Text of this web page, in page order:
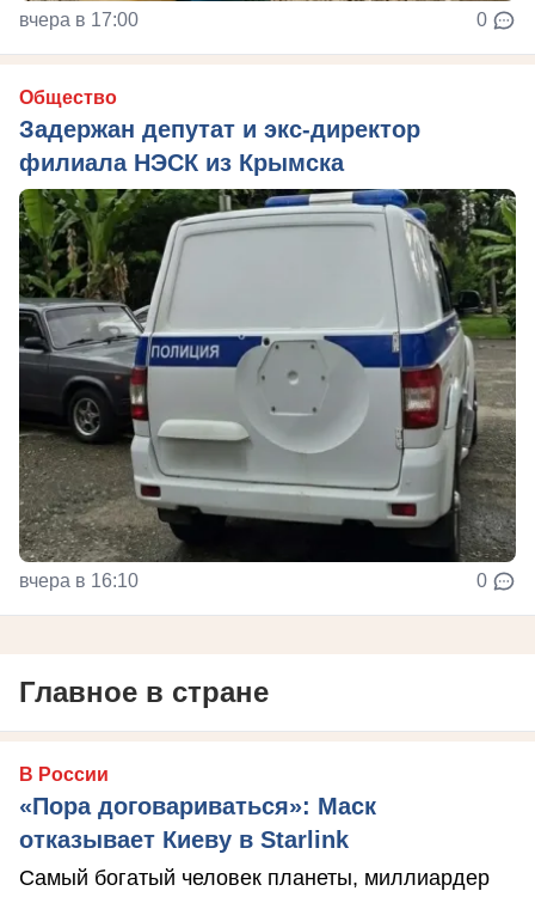
вчера в 17:00 0
Общество
Задержан депутат и экс-директор
филиала НЭСК из Крымска
вчера в 16:10 0
Главное в стране
В России
«Пора договариваться»: Маск
отказывает Киеву в Starlink
Самый богатый человек планеты, миллиардер